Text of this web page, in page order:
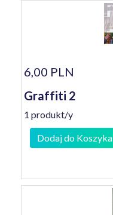
6,00 PLN
Graffiti 2
1 produkt/y
Dodaj do Koszyka